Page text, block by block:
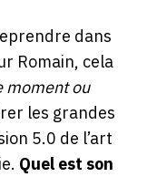
dans
Romain, cela
moment ou
les grandes
5.0 de l’art
Quel est son